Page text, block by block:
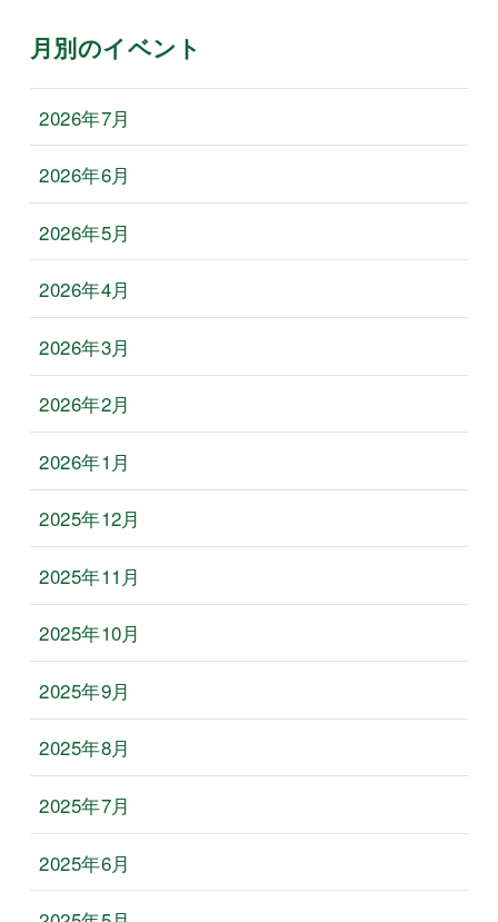
月別のイベント
2026年7月
2026年6月
2026年5月
2026年4月
2026年3月
2026年2月
2026年1月
2025年12月
2025年11月
2025年10月
2025年9月
2025年8月
2025年7月
2025年6月